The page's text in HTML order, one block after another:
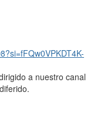
a nuestro canal